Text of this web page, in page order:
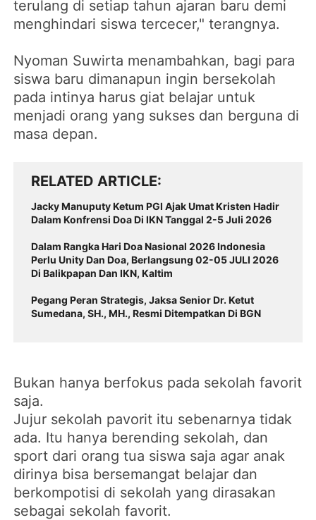
terulang di setiap tahun ajaran baru demi
menghindari siswa tercecer," terangnya.
Nyoman Suwirta menambahkan, bagi para
siswa baru dimanapun ingin bersekolah
pada intinya harus giat belajar untuk
menjadi orang yang sukses dan berguna di
masa depan.
RELATED ARTICLE
Jacky Manuputy Ketum PGI Ajak Umat Kristen Hadir
Dalam Konfrensi Doa Di IKN Tanggal 2-5 Juli 2026
Dalam Rangka Hari Doa Nasional 2026 Indonesia
Perlu Unity Dan Doa, Berlangsung 02-05 JULI 2026
Di Balikpapan Dan IKN, Kaltim
Pegang Peran Strategis, Jaksa Senior Dr. Ketut
Sumedana, SH., MH., Resmi Ditempatkan Di BGN
Bukan hanya berfokus pada sekolah favorit
saja.
Jujur sekolah pavorit itu sebenarnya tidak
ada. Itu hanya berending sekolah, dan
sport dari orang tua siswa saja agar anak
dirinya bisa bersemangat belajar dan
berkompotisi di sekolah yang dirasakan
sebagai sekolah favorit.